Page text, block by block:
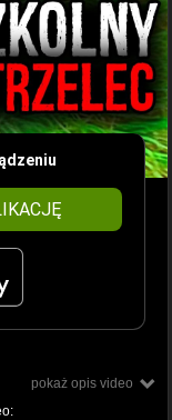
pokaż opis video